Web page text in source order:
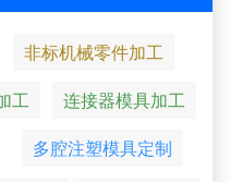
非标机械零件加工
工
连接器模具加工
多腔注塑模具定制